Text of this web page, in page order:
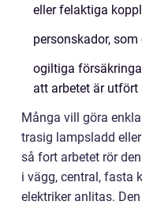
eller felaktiga
personskador,
ogiltiga
att arbetet är utfört
Många vill göra
trasig lampsladd
så fort arbetet rör
i vägg, central, fasta
elektriker anlitas.